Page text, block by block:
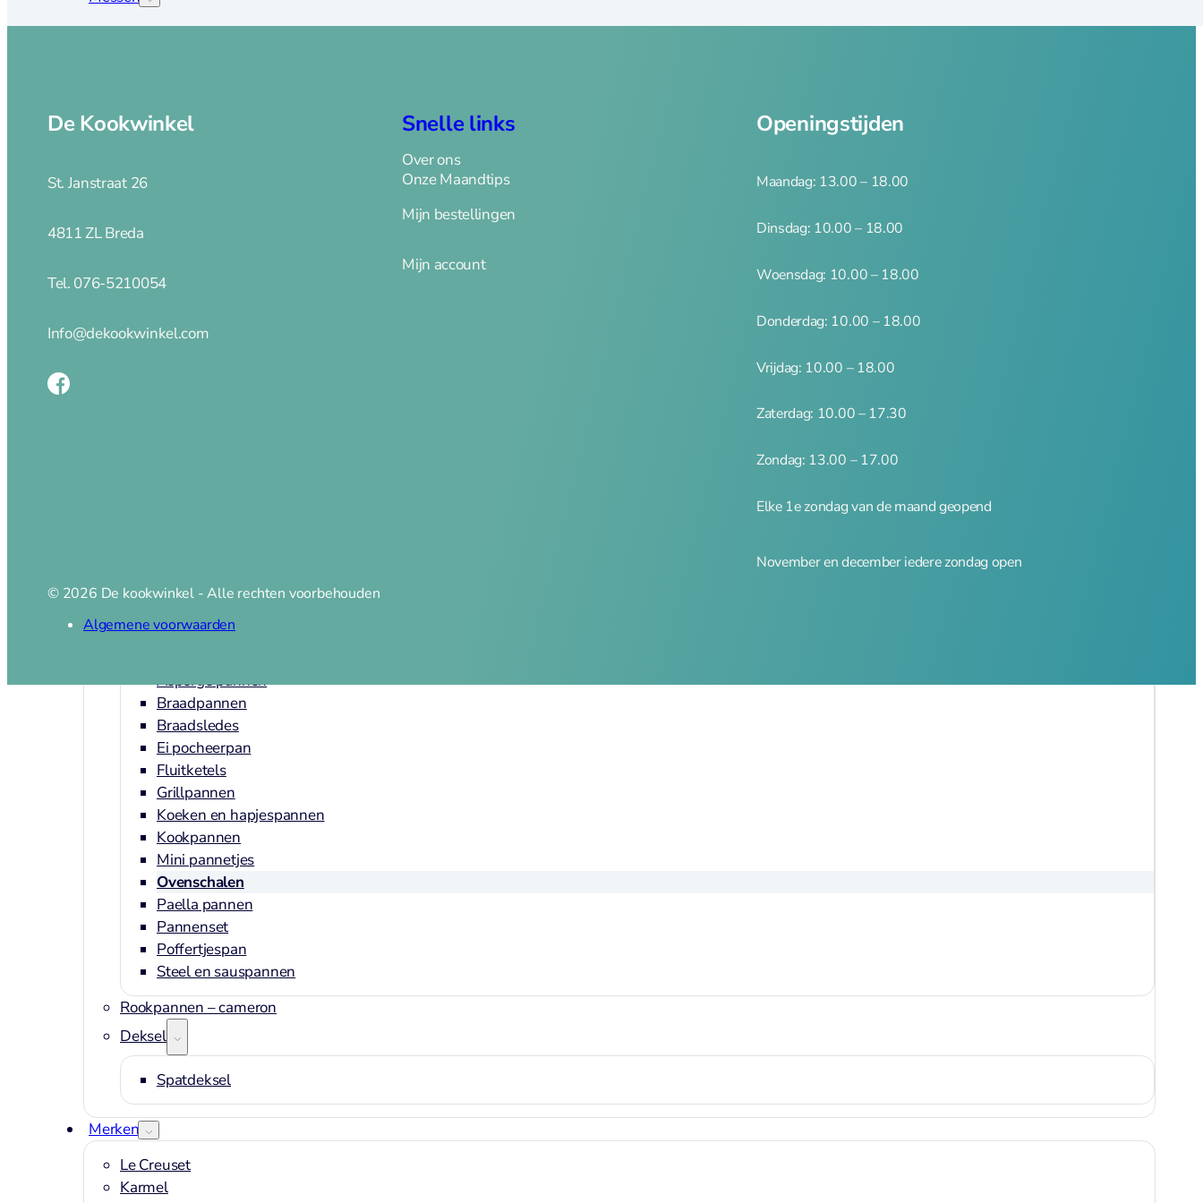
Bestek
Botermessen
Office en groentemes
Steakmes
Asperge pannen
Braadpannen
Braadsledes
Ei pocheerpan
Fluitketels
Grillpannen
Koeken en hapjespannen
Kookpannen
Mini pannetjes
Ovenschalen
Paella pannen
Pannenset
Poffertjespan
Steel en sauspannen
Rookpannen – cameron
Deksels
Spatdeksel
Merken
Le Creuset
Karmel
De Kookwinkel
St. Janstraat 26
4811 ZL Breda
Tel. 076-5210054
Info@dekookwinkel.com
Snelle links
Over ons
Onze Maandtips
Mijn bestellingen
Mijn account
Openingstijden
Maandag: 13.00 – 18.00
Dinsdag: 10.00 – 18.00
Woensdag: 10.00 – 18.00
Donderdag: 10.00 – 18.00
Vrijdag: 10.00 – 18.00
Zaterdag: 10.00 – 17.30
Zondag: 13.00 – 17.00
Elke 1e zondag van de maand geopend
November en december iedere zondag open
© 2026 De kookwinkel - Alle rechten voorbehouden
Algemene voorwaarden